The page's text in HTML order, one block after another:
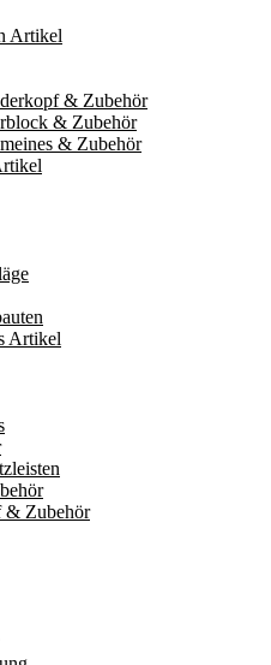
Artikel
& Zubehör
& Zubehör
& Zubehör
Artikel
& Zubehör